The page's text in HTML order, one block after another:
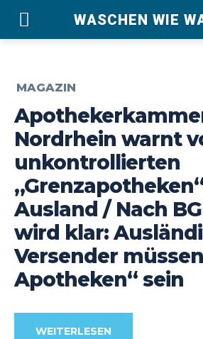
WASCHEN WIE
MAGAZIN
Nordrhein warnt
unkontrollierten
Ausland / Nach
wird klar:
Versender
Apotheken“ sein
WEITERLESEN